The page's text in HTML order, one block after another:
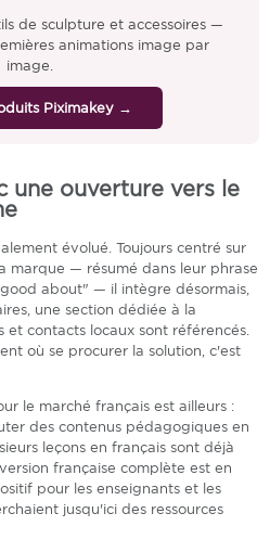
de sculpture et accessoires —
animations image par
image.
Piximakey →
une ouverture vers le
évolué. Toujours centré sur
marque — résumé dans leur phrase
about" — il intègre désormais,
une section dédiée à la
contacts locaux sont référencés.
où se procurer la solution, c'est
le marché français est ailleurs :
des contenus pédagogiques en
leçons en français sont déjà
française complète est en
pour les enseignants et les
jusqu'ici des ressources